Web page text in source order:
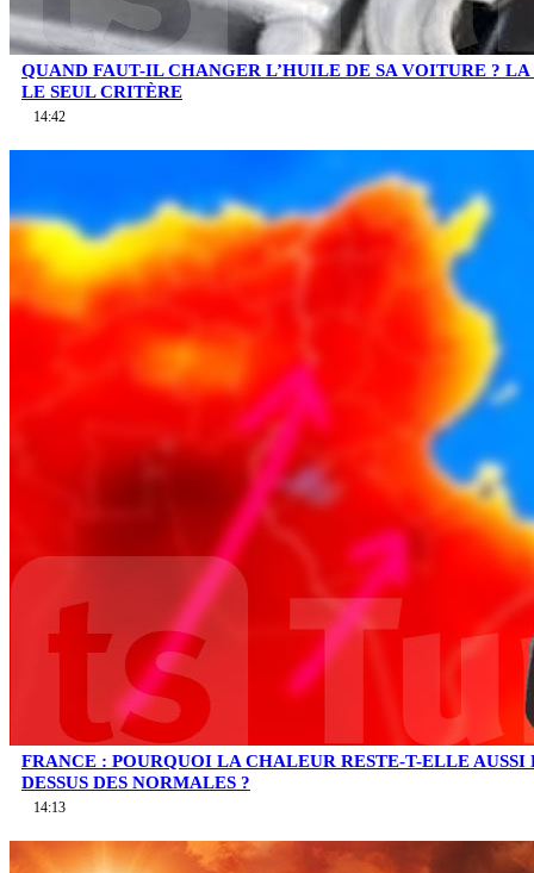
QUAND FAUT-IL CHANGER L’HUILE DE SA VOITURE ? LA
LE SEUL CRITÈRE
14:42
FRANCE : POURQUOI LA CHALEUR RESTE-T-ELLE AUSSI
DESSUS DES NORMALES ?
14:13